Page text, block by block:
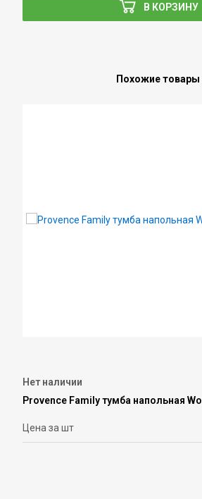
В КОРЗИНУ
Похожие товары
Нет наличии
Provence Family тумба напольная
Цена за шт